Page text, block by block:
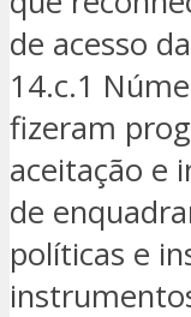
de acesso
14.c.1
fizeram
aceitação e
de
políticas e